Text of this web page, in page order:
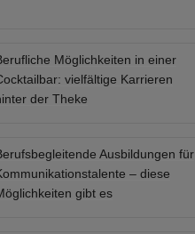
Möglichkeiten in einer
vielfältige Karrieren
der Theke
Ausbildungen für
– diese
gibt es